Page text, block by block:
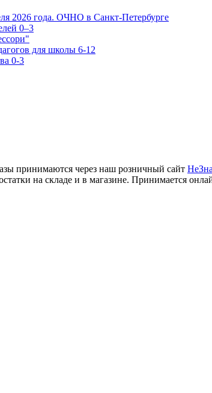
2026 года. ОЧНО в Санкт-Петербурге
0–3
для школы 6-12
0-3
принимаются через наш розничный сайт
на складе и в магазине. Принимается